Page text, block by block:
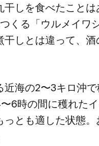
しを​食べた​こと
くる​「ウルメイワ
干しとは​違って、​
海の​2〜3キロ沖で​
6時の​間に​穫れた​
とも​適した​状態。​